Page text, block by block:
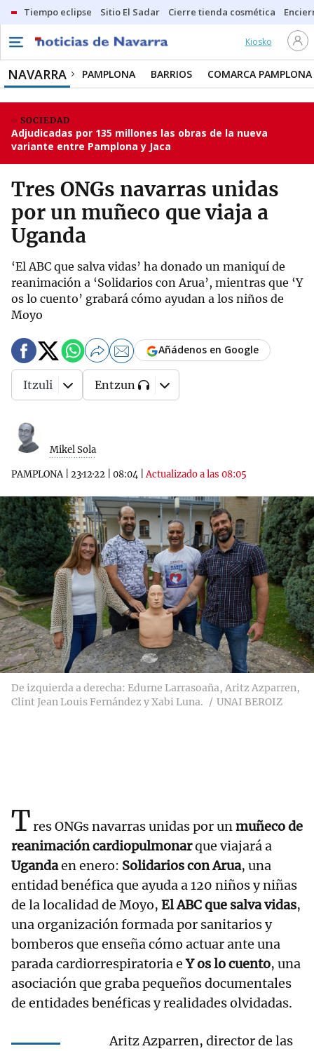
Tiempo eclipse Sitio El Sadar Cierre tienda cosmética
Kiosko
NAVARRA PAMPLONA BARRIOS COMARCA PAMPLONA
SOCIEDAD
Adjudicadas por 135 millones las obras de la nueva
variante entre Pamplona y Jaca
Tres ONGs navarras unidas
por un muñeco que viaja a
Uganda
‘El ABC que salva vidas’ ha donado un maniquí de
reanimación a ‘Solidarios con Arua’, mientras que ‘Y
os lo cuento’ grabará cómo ayudan a los niños de
Moyo
Mikel Sola
PAMPLONA| 23·12·22 08:04 |Actualizado a las 08:05
Añádenos en Google
Itzuli Entzun
De izquierda a derecha: Edurne Larrasoaña, Aritz Azparren,
Clint Jean Louis Fernández y Xabi Luna.
UNAI BEROIZ
Tres ONGs navarras unidas por unmuñeco de
reanimación cardiopulmonarque viajará a
Ugandaen enero: Solidarios con Arua, una
entidad benéfica que ayuda a 120 niños y niñas
de la localidad de Moyo, El ABC que salva vidas,
una organización formada por sanitarios y
bomberos que enseña cómo actuar ante una
parada cardiorrespiratoria eY os lo cuento, una
asociación que graba pequeños documentales
de entidades benéficas y realidades olvidadas.
Aritz Azparren, director de las